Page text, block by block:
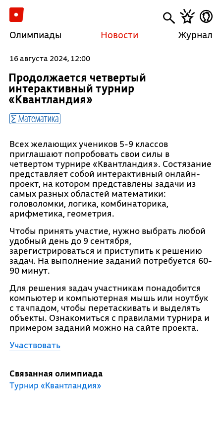
Олимпиады Новости Журнал
16 августа 2024, 12:00
Продолжается четвертый
интерактивный турнир
«Квантландия»
Математика
Всех желающих учеников 5-9 классов
приглашают попробовать свои силы в
четвертом турнире «Квантландия». Состязание
представляет собой интерактивный онлайн-
проект, на котором представлены задачи из
самых разных областей математики:
головоломки, логика, комбинаторика,
арифметика, геометрия.
Чтобы принять участие, нужно выбрать любой
удобный день до 9 сентября,
зарегистрироваться и приступить к решению
задач. На выполнение заданий потребуется 60-
90 минут.
Для решения задач участникам понадобится
компьютер и компьютерная мышь или ноутбук
с тачпадом, чтобы перетаскивать и выделять
объекты. Ознакомиться с правилами турнира и
примером заданий можно на сайте проекта.
Участвовать
Связанная олимпиада
Турнир «Квантландия»